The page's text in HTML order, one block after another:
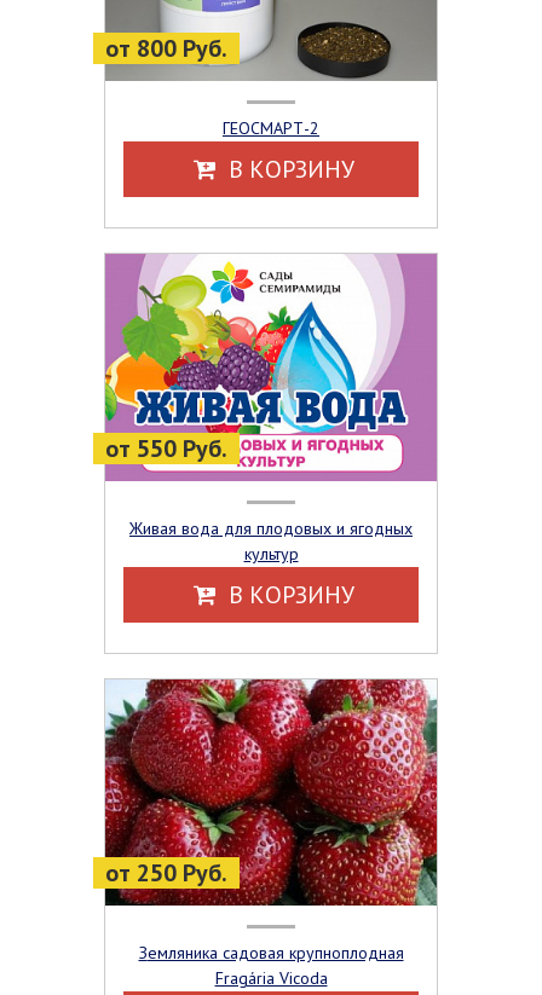
от 800 Руб.
ГЕОСМАРТ-2
В КОРЗИНУ
от 550 Руб.
Живая вода для плодовых и ягодных
культур
В КОРЗИНУ
от 250 Руб.
Земляника садовая крупноплодная
Fragária Vicoda